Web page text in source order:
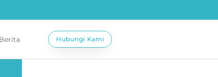
Hubungi Kami